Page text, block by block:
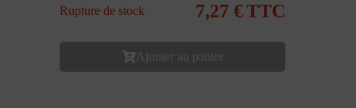
Rupture de stock 7,27 €TTC
Ajouter au panier